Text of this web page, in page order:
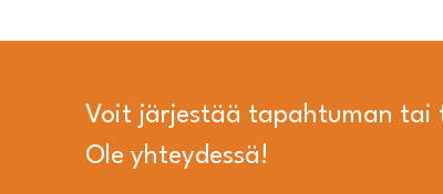
Voit järjestää tapahtuman tai
Ole yhteydessä!